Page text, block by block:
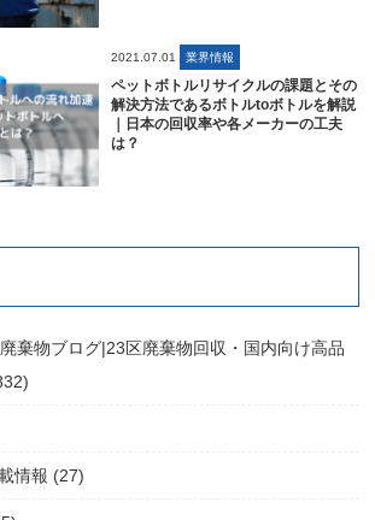
2021.07.01 業界情報
ペットボトルリサイクルの課題とその
解決方法であるボトルtoボトルを解説
｜日本の回収率や各メーカーの工夫
は？
棄物ブログ|23区廃棄物回収・国内向け高品
情報 (27)